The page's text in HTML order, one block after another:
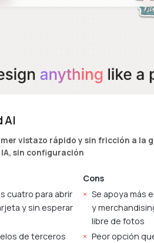
AI
vistazo rápido y sin fricción a la
sin configuración
cuatro para abrir
y sin esperar
de terceros
Cons
Se apoya más
y
libre de fotos
Peor opción